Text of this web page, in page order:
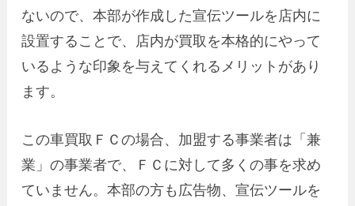
ないので、本部が作成した宣伝ツールを店内に
設置することで、店内が買取を本格的にやって
いるような印象を与えてくれるメリットがあり
ます。
この車買取ＦＣの場合、加盟する事業者は「兼
業」の事業者で、ＦＣに対して多くの事を求め
ていません。本部の方も広告物、宣伝ツールを